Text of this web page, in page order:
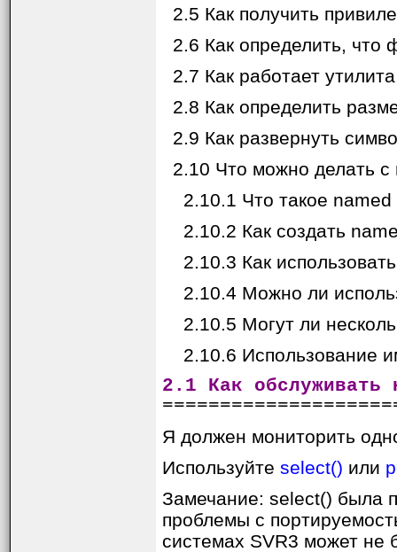
2.5 Как получить
2.6 Как определить, что
2.7 Как работает
2.8 Как определить
2.9 Как развернуть
2.10 Что можно делать
2.10.1 Что такое named
2.10.2 Как создать
2.10.3 Как
2.10.4 Можно ли
2.10.5 Могут ли
2.10.6 Использование
2.1 Как обслуживать
Я должен мониторить
Используйте select() или
Замечание: select() была
проблемы с
системах SVR3 может не